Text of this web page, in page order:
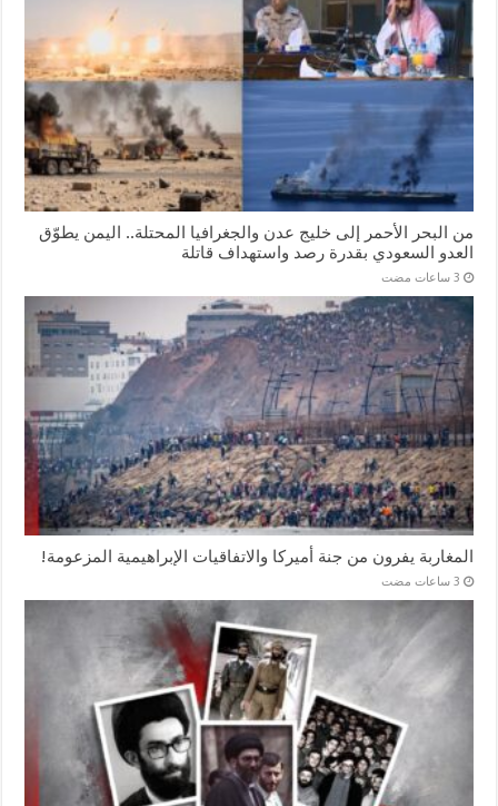
من البحر الأحمر إلى خليج عدن والجغرافيا المحتلة.. اليمن يطوّق
العدو السعودي بقدرة رصد واستهداف قاتلة
المغاربة يفرون من جنة أميركا والاتفاقيات الإبراهيمية المزعومة!